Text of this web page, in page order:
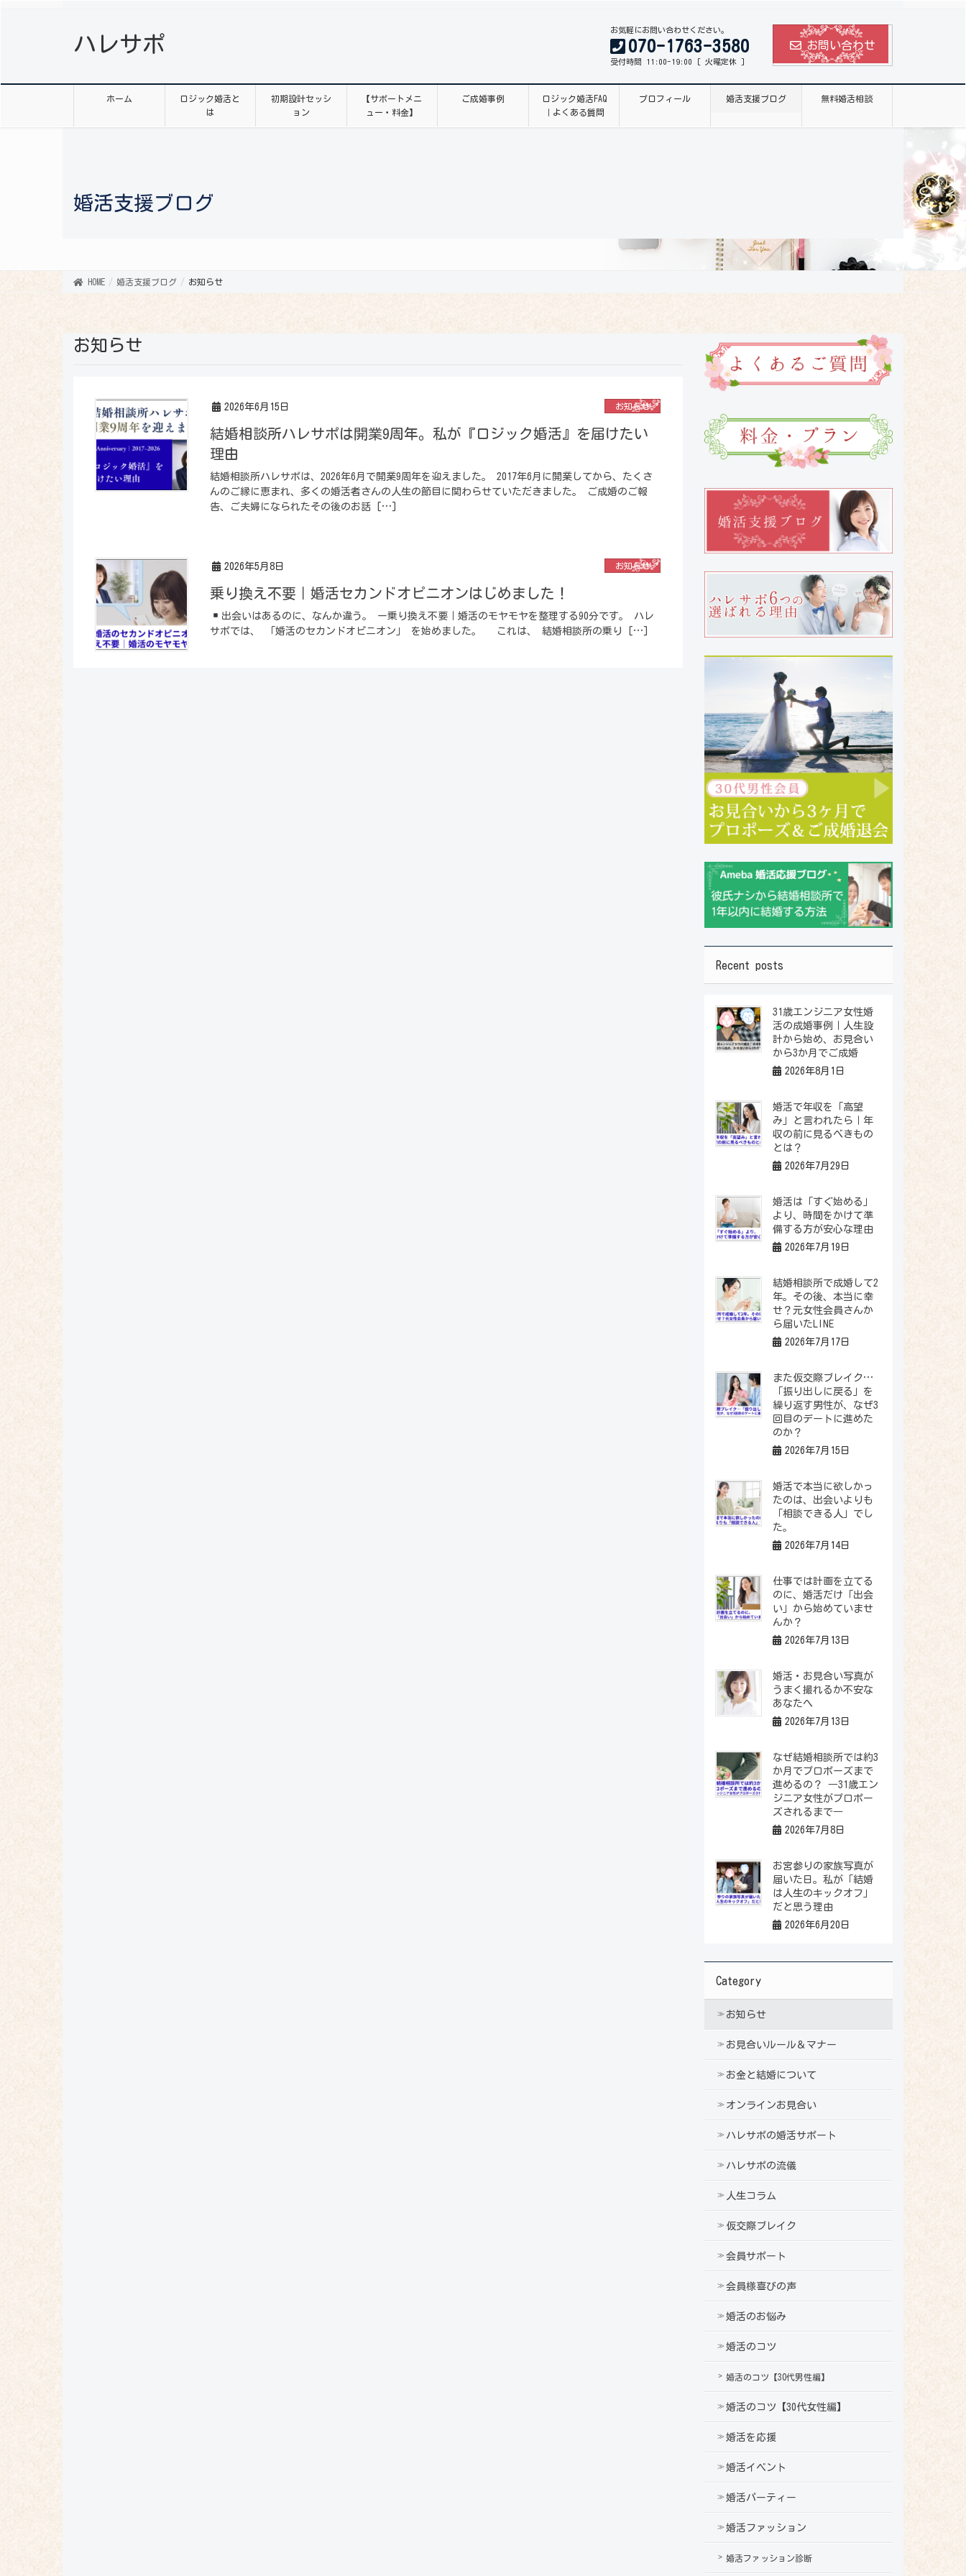
ハレサポ
お気軽にお問い合わせください。
070-1763-3580
受付時間 11:00-19:00 [ 火曜定休 ]
お問い合わせ
ホーム
ロジック婚活と
は
初期設計セッシ
ョン
【サポートメニ
ュー・料金】
ご成婚事例
ロジック婚活FAQ
｜よくある質問
プロフィール 婚活支援ブログ 無料婚活相談
婚活支援ブログ
HOME 婚活支援ブログ お知らせ
お知らせ
2026年6月15日 お知らせ
結婚相談所ハレサポは開業9周年。私が『ロジック婚活』を届けたい
理由
結婚相談所ハレサポは、2026年6月で開業9周年を迎えました。 2017年6月に開業してから、たくさ
んのご縁に恵まれ、多くの婚活者さんの人生の節目に関わらせていただきました。 ご成婚のご報
告、ご夫婦になられたその後のお話 […]
2026年5月8日 お知らせ
乗り換え不要｜婚活セカンドオピニオンはじめました！
出会いはあるのに、なんか違う。 ー乗り換え不要｜婚活のモヤモヤを整理する90分です。 ハレ
サポでは、 「婚活のセカンドオピニオン」 を始めました。 これは、 結婚相談所の乗り […]
Recent posts
31歳エンジニア女性婚
活の成婚事例｜人生設
計から始め、お見合い
から3か月でご成婚
2026年8月1日
婚活で年収を「高望
み」と言われたら｜年
収の前に見るべきもの
とは？
2026年7月29日
婚活は「すぐ始める」
より、時間をかけて準
備する方が安心な理由
2026年7月19日
結婚相談所で成婚して2
年。その後、本当に幸
せ？元女性会員さんか
ら届いたLINE
2026年7月17日
また仮交際ブレイク…
「振り出しに戻る」を
繰り返す男性が、なぜ3
回目のデートに進めた
のか？
2026年7月15日
婚活で本当に欲しかっ
たのは、出会いよりも
「相談できる人」でし
た。
2026年7月14日
仕事では計画を立てる
のに、婚活だけ「出会
い」から始めていませ
んか？
2026年7月13日
婚活・お見合い写真が
うまく撮れるか不安な
あなたへ
2026年7月13日
なぜ結婚相談所では約3
か月でプロポーズまで
進めるの？ ―31歳エン
ジニア女性がプロポー
ズされるまで―
2026年7月8日
お宮参りの家族写真が
届いた日。私が「結婚
は人生のキックオフ」
だと思う理由
2026年6月20日
Category
お知らせ
お見合いルール＆マナー
お金と結婚について
オンラインお見合い
ハレサポの婚活サポート
ハレサポの流儀
人生コラム
仮交際ブレイク
会員サポート
会員様喜びの声
婚活のお悩み
婚活のコツ
婚活のコツ【30代男性編】
婚活のコツ【30代女性編】
婚活を応援
婚活イベント
婚活パーティー
婚活ファッション
婚活ファッション診断